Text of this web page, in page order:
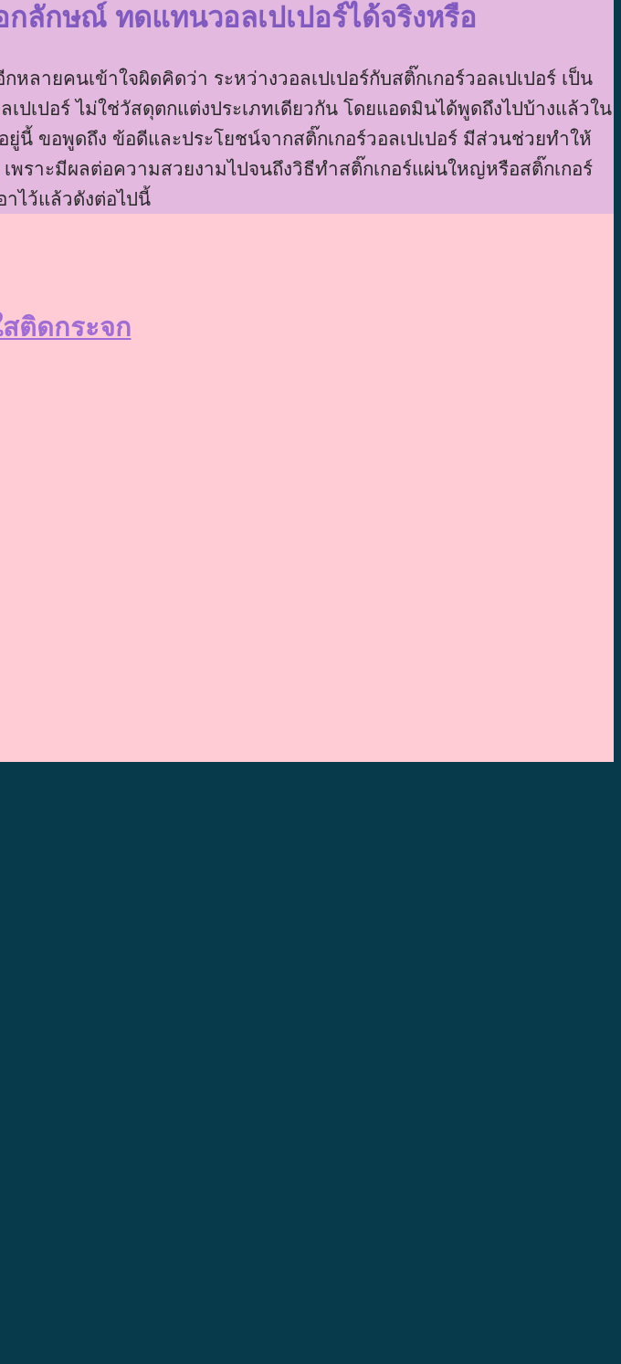
กลักษณ์ ทดแทนวอลเปเปอร์ได้จริงหรือ
กหลายคนเข้าใจผิดคิดว่า ระหว่างวอลเปเปอร์กับสติ๊กเกอร์วอลเปเปอร์ เป็น
เปเปอร์ ไม่ใช่วัสดุตกแต่งประเภทเดียวกัน โดยแอดมินได้พูดถึงไปบ้างแล้วใน
ขอพูดถึง ข้อดีและประโยชน์จากสติ๊กเกอร์วอลเปเปอร์ มีส่วนช่วยทำให้
พราะมีผลต่อความสวยงามไปจนถึงวิธีทำสติ๊กเกอร์แผ่นใหญ่หรือสติ๊กเกอร์
าไว้แล้วดังต่อไปนี้
สติดกระจก